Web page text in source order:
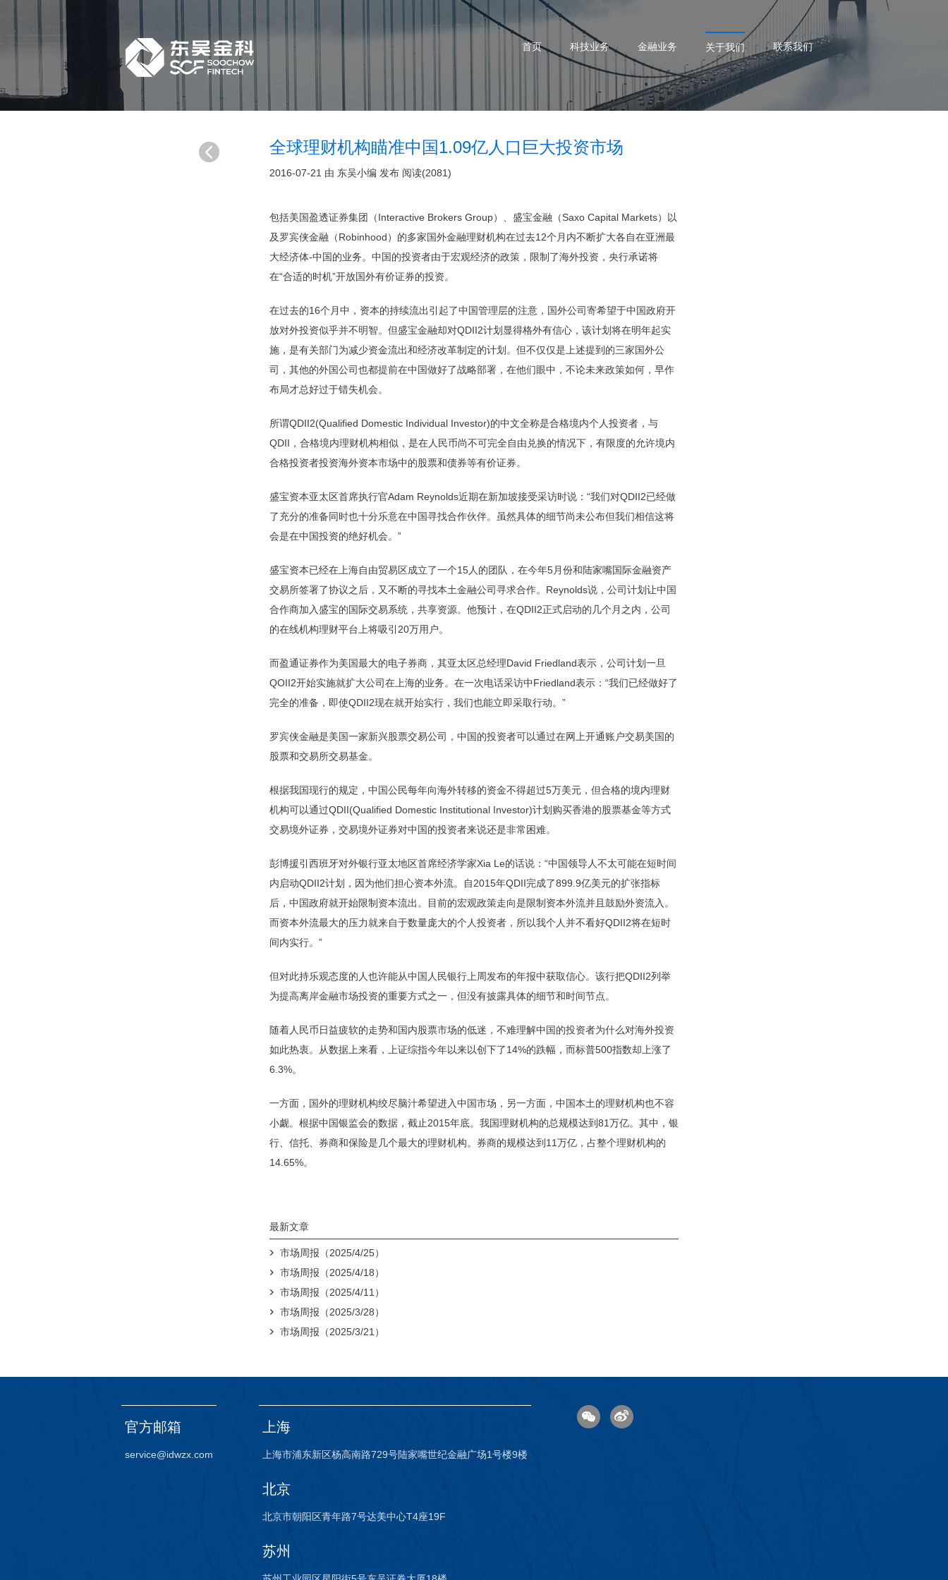
首页 科技业务 金融业务 关于我们 联系我们
全球理财机构瞄准中国1.09亿人口巨大投资市场
2016-07-21 由 东吴小编 发布 阅读(2081)
包括美国盈透证券集团（Interactive Brokers Group）、盛宝金融（Saxo Capital Markets）以
及罗宾侠金融（Robinhood）的多家国外金融理财机构在过去12个月内不断扩大各自在亚洲最
大经济体-中国的业务。中国的投资者由于宏观经济的政策，限制了海外投资，央行承诺将
在“合适的时机”开放国外有价证券的投资。
在过去的16个月中，资本的持续流出引起了中国管理层的注意，国外公司寄希望于中国政府开
放对外投资似乎并不明智。但盛宝金融却对QDII2计划显得格外有信心，该计划将在明年起实
施，是有关部门为减少资金流出和经济改革制定的计划。但不仅仅是上述提到的三家国外公
司，其他的外国公司也都提前在中国做好了战略部署，在他们眼中，不论未来政策如何，早作
布局才总好过于错失机会。
所谓QDII2(Qualified Domestic Individual Investor)的中文全称是合格境内个人投资者，与
QDII，合格境内理财机构相似，是在人民币尚不可完全自由兑换的情况下，有限度的允许境内
合格投资者投资海外资本市场中的股票和债券等有价证券。
盛宝资本亚太区首席执行官Adam Reynolds近期在新加坡接受采访时说：“我们对QDII2已经做
了充分的准备同时也十分乐意在中国寻找合作伙伴。虽然具体的细节尚未公布但我们相信这将
会是在中国投资的绝好机会。”
盛宝资本已经在上海自由贸易区成立了一个15人的团队，在今年5月份和陆家嘴国际金融资产
交易所签署了协议之后，又不断的寻找本土金融公司寻求合作。Reynolds说，公司计划让中国
合作商加入盛宝的国际交易系统，共享资源。他预计，在QDII2正式启动的几个月之内，公司
的在线机构理财平台上将吸引20万用户。
而盈通证券作为美国最大的电子券商，其亚太区总经理David Friedland表示，公司计划一旦
QOII2开始实施就扩大公司在上海的业务。在一次电话采访中Friedland表示：“我们已经做好了
完全的准备，即使QDII2现在就开始实行，我们也能立即采取行动。”
罗宾侠金融是美国一家新兴股票交易公司，中国的投资者可以通过在网上开通账户交易美国的
股票和交易所交易基金。
根据我国现行的规定，中国公民每年向海外转移的资金不得超过5万美元，但合格的境内理财
机构可以通过QDII(Qualified Domestic Institutional Investor)计划购买香港的股票基金等方式
交易境外证券，交易境外证券对中国的投资者来说还是非常困难。
彭博援引西班牙对外银行亚太地区首席经济学家Xia Le的话说：“中国领导人不太可能在短时间
内启动QDII2计划，因为他们担心资本外流。自2015年QDII完成了899.9亿美元的扩张指标
后，中国政府就开始限制资本流出。目前的宏观政策走向是限制资本外流并且鼓励外资流入。
而资本外流最大的压力就来自于数量庞大的个人投资者，所以我个人并不看好QDII2将在短时
间内实行。”
但对此持乐观态度的人也许能从中国人民银行上周发布的年报中获取信心。该行把QDII2列举
为提高离岸金融市场投资的重要方式之一，但没有披露具体的细节和时间节点。
随着人民币日益疲软的走势和国内股票市场的低迷，不难理解中国的投资者为什么对海外投资
如此热衷。从数据上来看，上证综指今年以来以创下了14%的跌幅，而标普500指数却上涨了
6.3%。
一方面，国外的理财机构绞尽脑汁希望进入中国市场，另一方面，中国本土的理财机构也不容
小觑。根据中国银监会的数据，截止2015年底。我国理财机构的总规模达到81万亿。其中，银
行、信托、券商和保险是几个最大的理财机构。券商的规模达到11万亿，占整个理财机构的
14.65%。
最新文章
市场周报（2025/4/25）
市场周报（2025/4/18）
市场周报（2025/4/11）
市场周报（2025/3/28）
市场周报（2025/3/21）
官方邮箱
service@idwzx.com
上海
上海市浦东新区杨高南路729号陆家嘴世纪金融广场1号楼9楼
北京
北京市朝阳区青年路7号达美中心T4座19F
苏州